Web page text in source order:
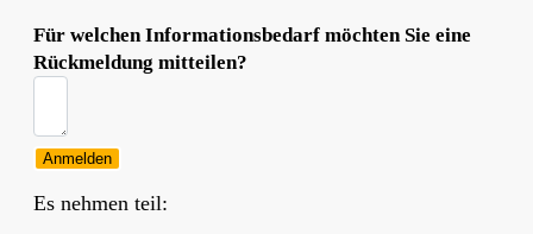
Für welchen Informationsbedarf möchten Sie eine
Rückmeldung mitteilen?
Anmelden
Es nehmen teil: